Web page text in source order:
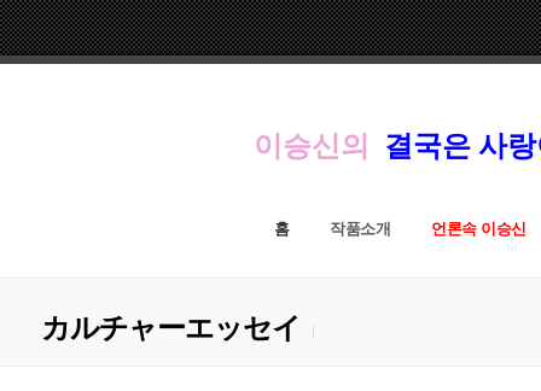
이승신의 결국은 사
홈 작품소개 언론속 이승신
カルチャーエッセイ